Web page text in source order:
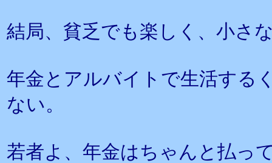
結局、貧乏でも楽しく、小さ
年金とアルバイトで生活する
ない。
若者よ、年金はちゃんと払っ